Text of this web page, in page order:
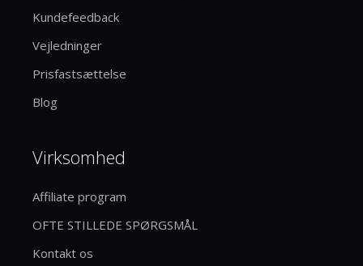
Kundefeedback
Vejledninger
Prisfastsættelse
Blog
Virksomhed
Affiliate program
OFTE STILLEDE SPØRGSMÅL
Kontakt os